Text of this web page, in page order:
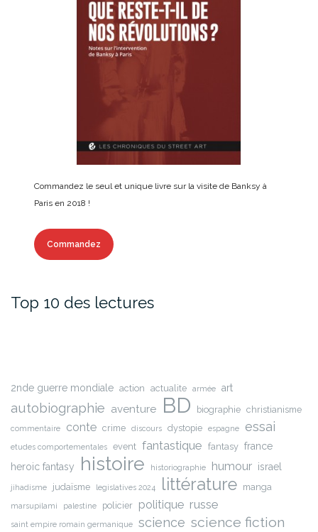
Commandez le seul et unique livre sur la visite de Banksy à
Paris en 2018 !
Commandez
Top 10 des lectures
2nde guerre mondiale action actualite armée art
autobiographie aventure BD biographie christianisme
commentaire conte crime discours dystopie espagne essai
etudes comportementales event fantastique fantasy france
heroic fantasy
histoire historiographie humour israel
jihadisme judaïsme legislatives 2024 littérature manga
marsupilami palestine policier politique russe
saint empire romain germanique science science fiction